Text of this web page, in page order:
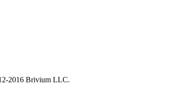
2016 Brivium LLC.